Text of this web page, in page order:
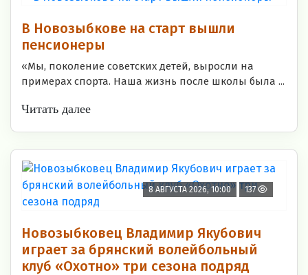
В Новозыбкове на старт вышли
пенсионеры
«Мы, поколение советских детей, выросли на
примерах спорта. Наша жизнь после школы была ...
Читать далее
8 АВГУСТА 2026, 10:00 137
Новозыбковец Владимир Якубович
играет за брянский волейбольный
клуб «Охотно» три сезона подряд